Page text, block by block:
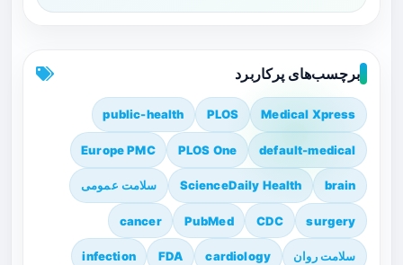
برچسب‌های پرکاربرد
Medical Xpress
PLOS
public-health
default-medical
PLOS One
Europe PMC
brain
ScienceDaily Health سلامت عمومی
surgery
CDC
PubMed
cancer
سلامت روان cardiology
FDA
infection